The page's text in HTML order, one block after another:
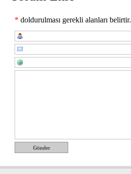
* doldurulması gerekli alanları belirtir.
Gönder